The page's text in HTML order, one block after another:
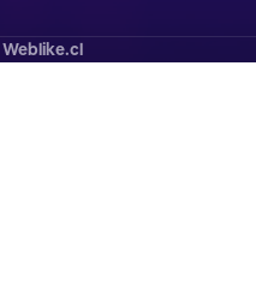
Weblike.cl